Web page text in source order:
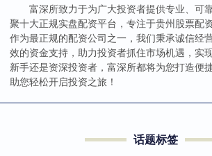
富深所致力于为广大投资者提供专业、可
聚十大正规实盘配资平台，专注于贵州股票配
作为最正规的配资公司之一，我们秉承诚信经
效的资金支持，助力投资者抓住市场机遇，实
新手还是资深投资者，富深所都将为您打造便
助您轻松开启投资之旅！
话题标签